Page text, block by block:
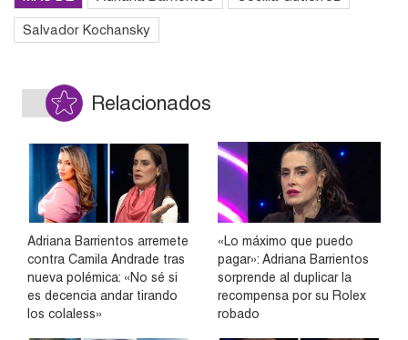
Salvador Kochansky
Relacionados
Adriana Barrientos arremete
contra Camila Andrade tras
nueva polémica: «No sé si
es decencia andar tirando
los colaless»
«Lo máximo que puedo
pagar»: Adriana Barrientos
sorprende al duplicar la
recompensa por su Rolex
robado